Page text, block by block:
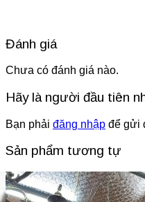
Đánh giá
Chưa có đánh giá nào.
Hãy là người đầu tiên
Bạn phải đăng nhập để gửi
Sản phẩm tương tự